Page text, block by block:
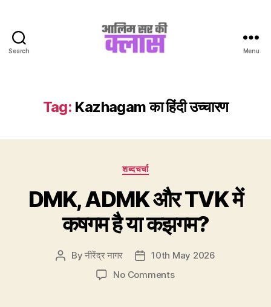
Search
Class
Menu
Tag: Kazhagam का हिंदी उच्चारण
Categories
शब्दचर्चा
DMK, ADMK और TVK में
कषगम है या कझगम?
PostByनीरेंद्र नागर
Post10th May 2026
No Commentson